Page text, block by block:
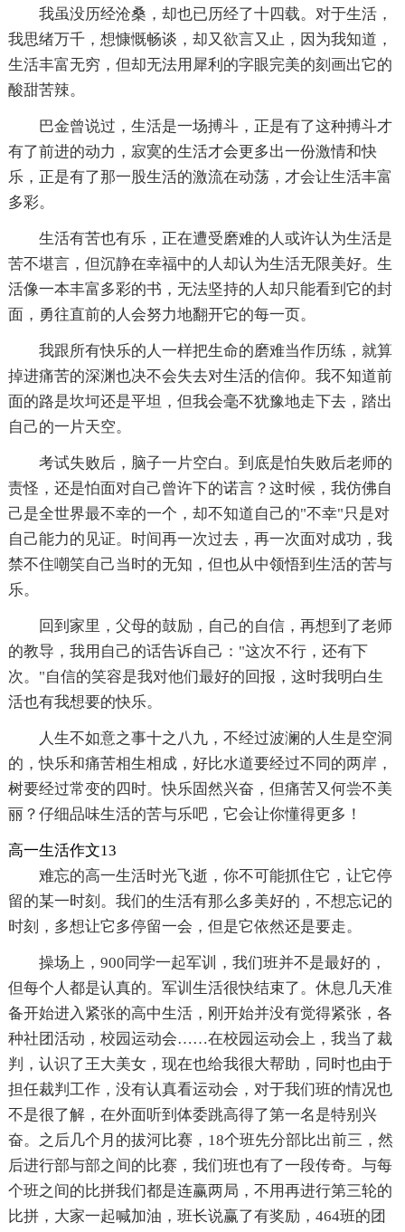
我虽没历经沧桑，却也已历经了十四载。对于生活，
我思绪万千，想慷慨畅谈，却又欲言又止，因为我知道，
生活丰富无穷，但却无法用犀利的字眼完美的刻画出它的
酸甜苦辣。
巴金曾说过，生活是一场搏斗，正是有了这种搏斗才
有了前进的动力，寂寞的生活才会更多出一份激情和快
乐，正是有了那一股生活的激流在动荡，才会让生活丰富
多彩。
生活有苦也有乐，正在遭受磨难的人或许认为生活是
苦不堪言，但沉静在幸福中的人却认为生活无限美好。生
活像一本丰富多彩的书，无法坚持的人却只能看到它的封
面，勇往直前的人会努力地翻开它的每一页。
我跟所有快乐的人一样把生命的磨难当作历练，就算
掉进痛苦的深渊也决不会失去对生活的信仰。我不知道前
面的路是坎坷还是平坦，但我会毫不犹豫地走下去，踏出
自己的一片天空。
考试失败后，脑子一片空白。到底是怕失败后老师的
责怪，还是怕面对自己曾许下的诺言？这时候，我仿佛自
己是全世界最不幸的一个，却不知道自己的"不幸"只是对
自己能力的见证。时间再一次过去，再一次面对成功，我
禁不住嘲笑自己当时的无知，但也从中领悟到生活的苦与
乐。
回到家里，父母的鼓励，自己的自信，再想到了老师
的教导，我用自己的话告诉自己："这次不行，还有下
次。"自信的笑容是我对他们最好的回报，这时我明白生
活也有我想要的快乐。
人生不如意之事十之八九，不经过波澜的人生是空洞
的，快乐和痛苦相生相成，好比水道要经过不同的两岸，
树要经过常变的四时。快乐固然兴奋，但痛苦又何尝不美
丽？仔细品味生活的苦与乐吧，它会让你懂得更多！
高一生活作文13
难忘的高一生活时光飞逝，你不可能抓住它，让它停
留的某一时刻。我们的生活有那么多美好的，不想忘记的
时刻，多想让它多停留一会，但是它依然还是要走。
操场上，900同学一起军训，我们班并不是最好的，
但每个人都是认真的。军训生活很快结束了。休息几天准
备开始进入紧张的高中生活，刚开始并没有觉得紧张，各
种社团活动，校园运动会……在校园运动会上，我当了裁
判，认识了王大美女，现在也给我很大帮助，同时也由于
担任裁判工作，没有认真看运动会，对于我们班的情况也
不是很了解，在外面听到体委跳高得了第一名是特别兴
奋。之后几个月的拔河比赛，18个班先分部比出前三，然
后进行部与部之间的比赛，我们班也有了一段传奇。与每
个班之间的比拼我们都是连赢两局，不用再进行第三轮的
比拼，大家一起喊加油，班长说赢了有奖励，464班的团